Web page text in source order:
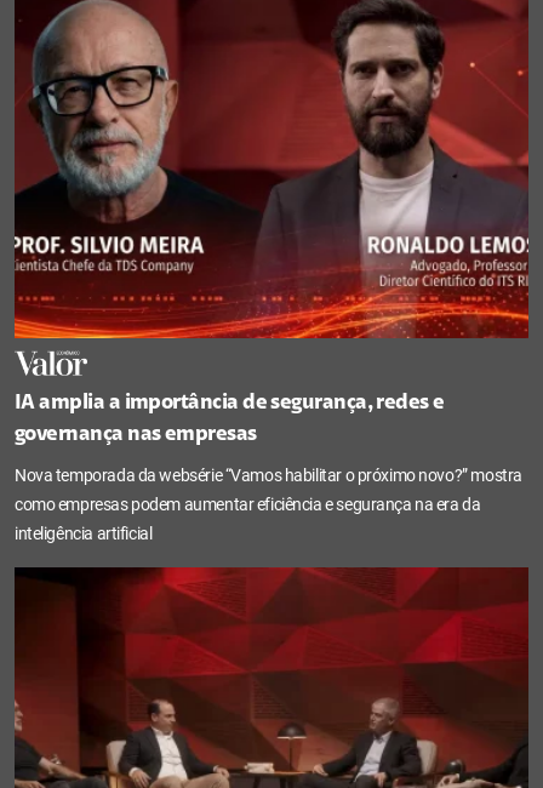
IA amplia a importância de segurança, redes e
governança nas empresas
Nova temporada da websérie “Vamos habilitar o próximo novo?” mostra
como empresas podem aumentar eficiência e segurança na era da
inteligência artificial